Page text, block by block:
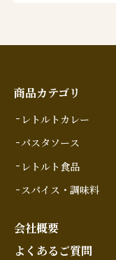
商品カテゴリ
レトルトカレー
パスタソース
レトルト食品
スパイス・調味料
会社概要
よくあるご質問